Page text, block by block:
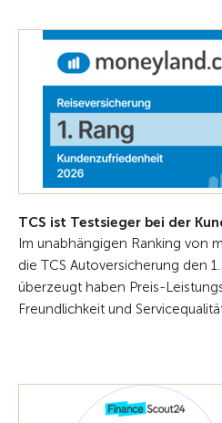
TCS ist Testsieger bei der
Im unabhängigen Ranking von
die TCS Autoversicherung den
überzeugt haben Preis-
Freundlichkeit und